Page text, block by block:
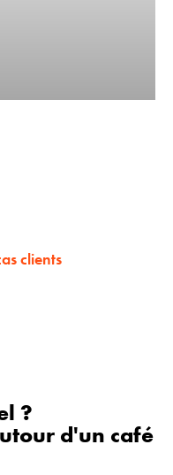
clients
?
d'un café